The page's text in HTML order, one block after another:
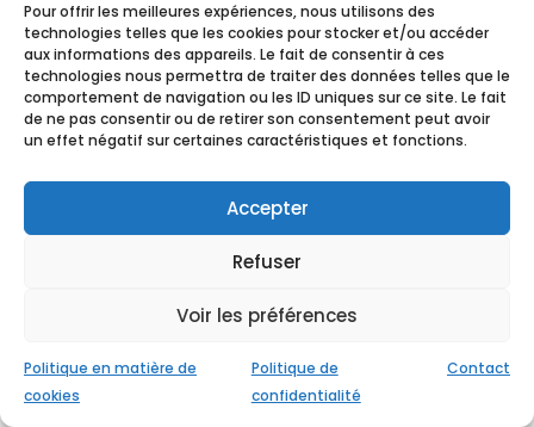
Pour offrir les meilleures expériences, nous utilisons des
technologies telles que les cookies pour stocker et/ou accéder
aux informations des appareils. Le fait de consentir à ces
technologies nous permettra de traiter des données telles que le
comportement de navigation ou les ID uniques sur ce site. Le fait
de ne pas consentir ou de retirer son consentement peut avoir
un effet négatif sur certaines caractéristiques et fonctions.
Accepter
Refuser
Voir les préférences
Politique en matière de
cookies
Politique de
confidentialité
Contact
EMCCBelgiumasbl
Hive5
CoursSaint-Michel 30b
1040 Brussels
N° Entreprise :0890.588.771
contact@emccbelgium.org
droits réservés
Politique cookies